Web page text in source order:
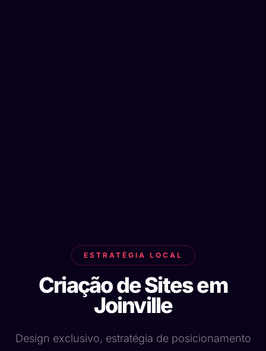
ESTRATÉGIA LOCAL
Criação de Sites em
Joinville
Design exclusivo, estratégia de posicionamento